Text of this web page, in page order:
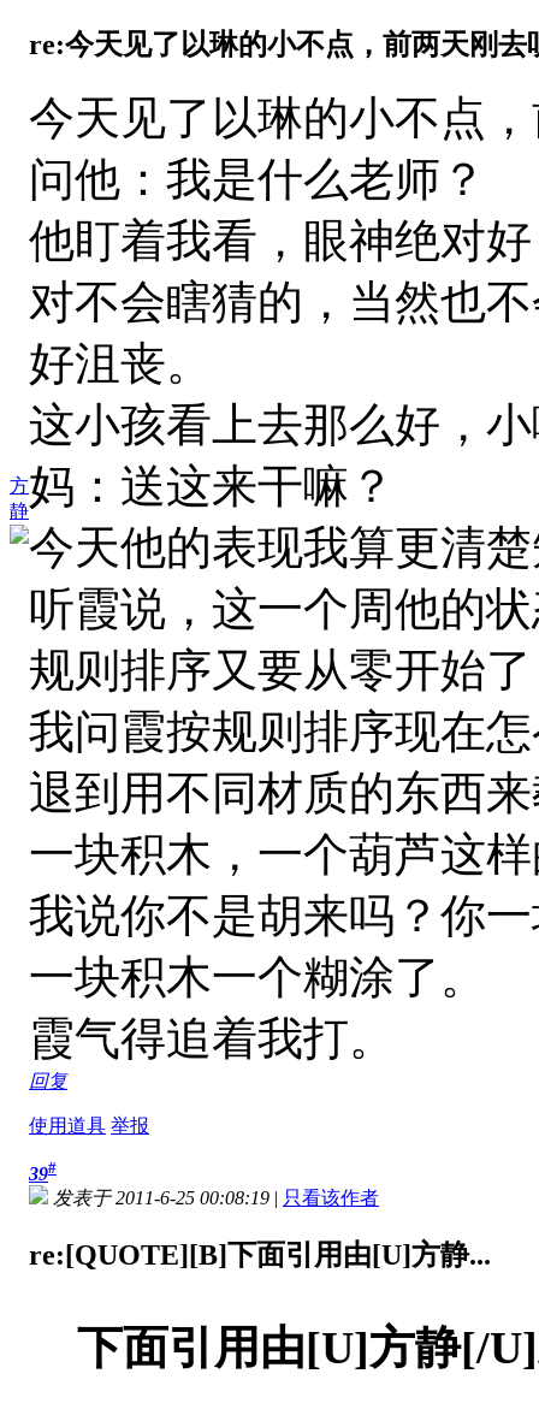
方
静
re:今天见了以琳的小不点，前两天刚去
今天见了以琳的小不点
问他：我是什么老师？
他盯着我看，眼神绝对
对不会瞎猜的，当然也
好沮丧。
这小孩看上去那么好，
妈：送这来干嘛？
今天他的表现我算更清
听霞说，这一个周他的
规则排序又要从零开始
我问霞按规则排序现在
退到用不同材质的东西
一块积木，一个葫芦这
我说你不是胡来吗？你
一块积木一个糊涂了。
霞气得追着我打。
回复
使用道具 举报
39#
发表于 2011-6-25 00:08:19 | 只看该作者
re:[QUOTE][B]下面引用由[U]方静...
下面引用由[U]方静[/